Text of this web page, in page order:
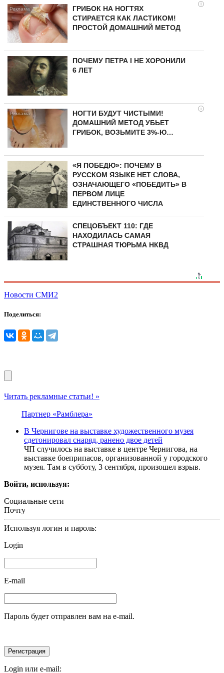
i
ГРИБОК НА НОГТЯХ
СТИРАЕТСЯ КАК ЛАСТИКОМ!
ПРОСТОЙ ДОМАШНИЙ МЕТОД
ПОЧЕМУ ПЕТРА I НЕ ХОРОНИЛИ
6 ЛЕТ
i
НОГТИ БУДУТ ЧИСТЫМИ!
ДОМАШНИЙ МЕТОД УБЬЕТ
ГРИБОК, ВОЗЬМИТЕ 3%-Ю…
«Я ПОБЕДЮ»: ПОЧЕМУ В
РУССКОМ ЯЗЫКЕ НЕТ СЛОВА,
ОЗНАЧАЮЩЕГО «ПОБЕДИТЬ» В
ПЕРВОМ ЛИЦЕ
ЕДИНСТВЕННОГО ЧИСЛА
СПЕЦОБЪЕКТ 110: ГДЕ
НАХОДИЛАСЬ САМАЯ
СТРАШНАЯ ТЮРЬМА НКВД
Новости СМИ2
Поделиться:
Читать рекламные статьи! »
Партнер «Рамблера»
В Чернигове на выставке художественного музея
сдетонировал снаряд, ранено двое детей
ЧП случилось на выставке в центре Чернигова, на
выставке боеприпасов, организованной у городского
музея. Там в субботу, 3 сентября, произошел взрыв.
Войти, используя:
Социальные сети
Почту
Используя логин и пароль:
Login
E-mail
Пароль будет отправлен вам на e-mail.
Login или e-mail: